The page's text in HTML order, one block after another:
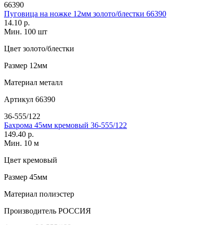
66390
Пуговица на ножке 12мм золото/блестки 66390
14.10 р.
Мин. 100 шт
Цвет золото/блестки
Размер 12мм
Материал металл
Артикул 66390
36-555/122
Бахрома 45мм кремовый 36-555/122
149.40 р.
Мин. 10 м
Цвет кремовый
Размер 45мм
Материал полиэстер
Производитель РОССИЯ